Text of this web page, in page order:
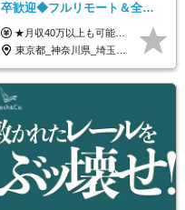
卒歓迎◆フルリモート＆全国
から勤務OK◆残業月10h以内
◆フレックス制
★月収40万以上も可能！ ★能力・スキル・経験を考慮した年収額を設定します ★年功序列ではなく、チャレンジを評価して給与に反映！ ■月給20万円～40万円＋決算賞与 ※経験・スキルを考慮のうえ決定します ※給与にはみなし残業代40時間分を含む。そのほか詳細に関しては別途面接時にご説明します ※試用期間3ヵ月あり。期間中の雇用形態・条件などに差異はありません
東京都_神奈川県_埼玉県_千葉県_大阪府_愛知県_北海道_青森県_岩手県_宮城県_秋田県_山形県_福島県_茨城県_栃木県_群馬県_新潟県_山梨県_長野県_富山県_石川県_福井県_静岡県_岐阜県_三重県_兵庫県_京都府_滋賀県_奈良県_和歌山県_広島県_岡山県_鳥取県_島根県_山口県_徳島県_香川県_愛媛県_高知県_福岡県_熊本県_佐賀県_長崎県_大分県_宮崎県_鹿児島県_沖縄県